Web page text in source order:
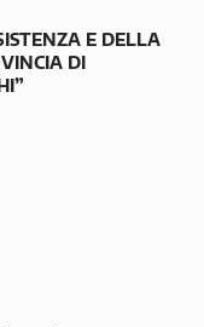
E DELLA
DI